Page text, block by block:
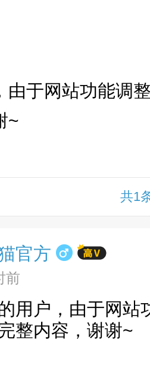
由于网站功能调
~
共1
官方
前
用户，由于网站
整内容，谢谢~